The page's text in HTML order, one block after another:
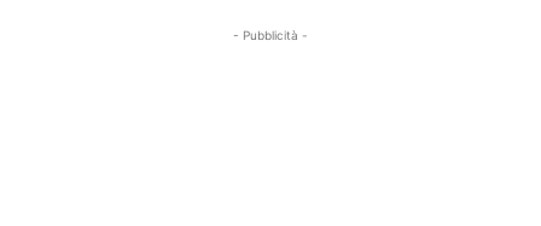
- Pubblicità -